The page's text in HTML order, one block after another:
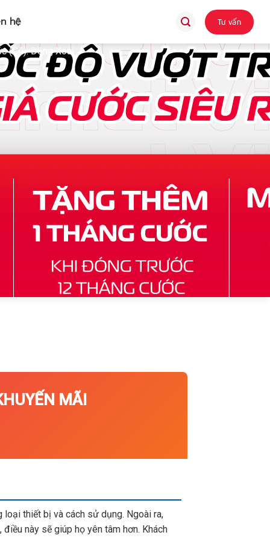
hệ Tư vấn
(Cũ): Đồng Xoài
MÃI
thiết bị và cách sử dụng. Ngoài ra,
này sẽ giúp họ yên tâm hơn. Khách